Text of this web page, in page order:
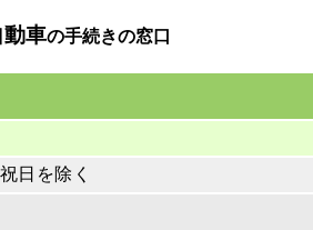
車の手続きの窓口
日を除く